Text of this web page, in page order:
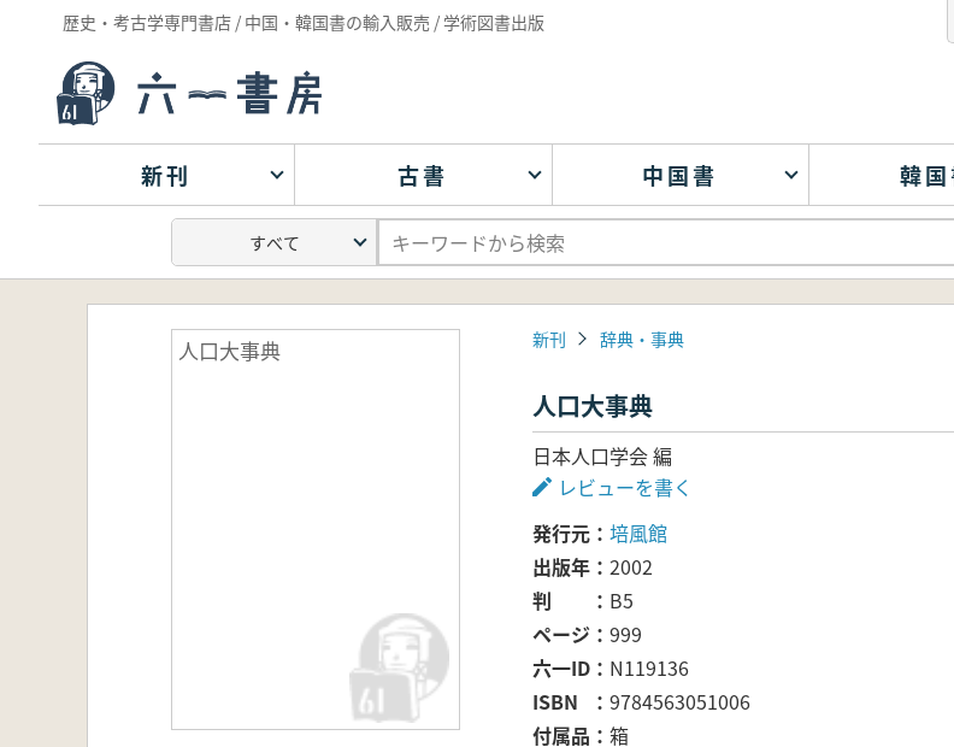
歴史・考古学専門書店 / 中国・韓国書の輸入販売 / 学術図書出版
新刊 古書 中国書 韓国
人口大事典 新刊 辞典・事典
人口大事典
日本人口学会 編
レビューを書く
発行元
培風館
出版年
2002
判
B5
ページ
999
六一ID
N119136
ISBN
9784563051006
付属品
箱